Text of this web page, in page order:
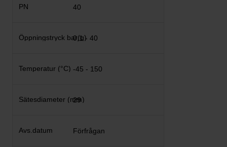
40
0,1 - 40
-45 - 150
29
Förfrågan